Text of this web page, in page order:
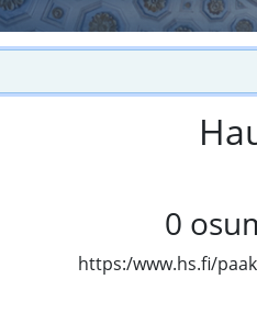
0
https:/www.hs.fi/